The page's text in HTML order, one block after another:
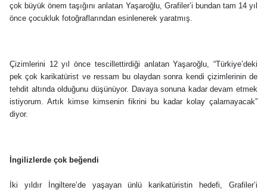
çok büyük önem taşığını anlatan Yaşaroğlu, Grafiler’i bundan tam 14 yıl
önce çocukluk fotoğraflarından esinlenerek yaratmış.
Çizimlerini 12 yıl önce tescillettirdiği anlatan Yaşaroğlu, “Türkiye’deki
pek çok karikatürist ve ressam bu olaydan sonra kendi çizimlerinin de
tehdit altında olduğunu düşünüyor. Davaya sonuna kadar devam etmek
istiyorum. Artık kimse kimsenin fikrini bu kadar kolay çalamayacak”
diyor.
İngilizlerde çok beğendi
İki yıldır İngiltere’de yaşayan ünlü karikatüristin hedefi, Grafiler’i